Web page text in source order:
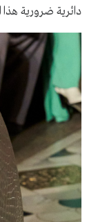
دائرية ضرورية